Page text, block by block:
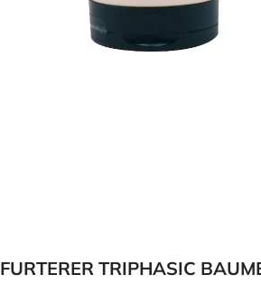
FURTERER TRIPHASIC